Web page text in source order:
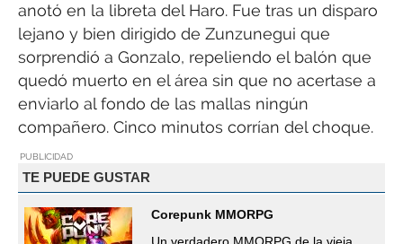
anotó en la libreta del Haro. Fue tras un disparo
lejano y bien dirigido de Zunzunegui que
sorprendió a Gonzalo, repeliendo el balón que
quedó muerto en el área sin que no acertase a
enviarlo al fondo de las mallas ningún
compañero. Cinco minutos corrían del choque.
PUBLICIDAD
TE PUEDE GUSTAR
Corepunk MMORPG
Un verdadero MMORPG de la vieja